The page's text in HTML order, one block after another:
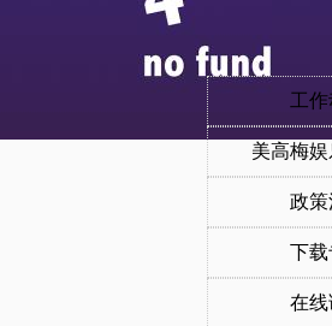
工
美高梅
政
下载
在线